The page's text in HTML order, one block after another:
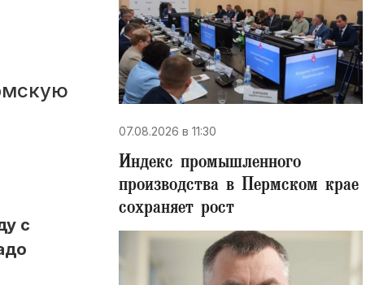
с
07.08.2026 в 11:30
Индекс промышленного
производства в Пермском крае
сохраняет рост